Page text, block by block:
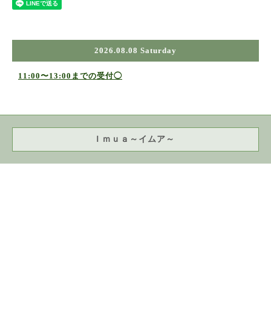
2026.08.08 Saturday
11:00〜13:00までの受付◯
Ｉｍｕａ～イムア～